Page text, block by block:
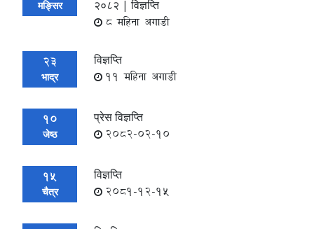
मङ्सिर
२०८२ | विज्ञप्ति
8 महिना अगाडी
23
भाद्र
विज्ञप्ति
11 महिना अगाडी
10
जेष्ठ
प्रेस विज्ञप्ति
2082-02-10
15
चैत्र
विज्ञप्ति
2081-12-15